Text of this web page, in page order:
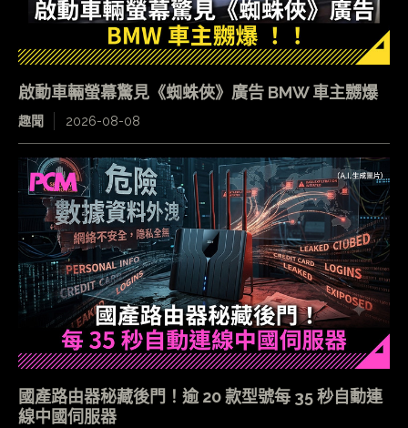
啟動車輛螢幕驚見《蜘蛛俠》廣告 BMW 車主嬲爆
趣聞 2026-08-08
國產路由器秘藏後門！逾 20 款型號每 35 秒自動連
線中國伺服器